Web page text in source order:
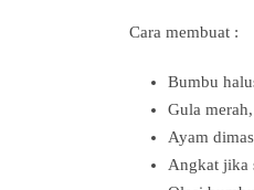
Cara membuat :
Bumbu
Gula
Ayam
Angkat jika